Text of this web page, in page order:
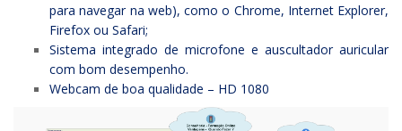
para navegar na web), como o Chrome, Internet Explorer,
Firefox ou Safari;
Sistema integrado de microfone e auscultador auricular
com bom desempenho.
Webcam de boa qualidade – HD 1080